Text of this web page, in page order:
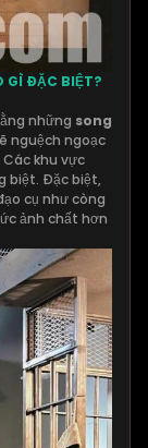
GÌ ĐẶC BIỆT?
những song
nguệch ngoạc
khu vực
biệt. Đặc biệt,
cụ như còng
ảnh chất hơn